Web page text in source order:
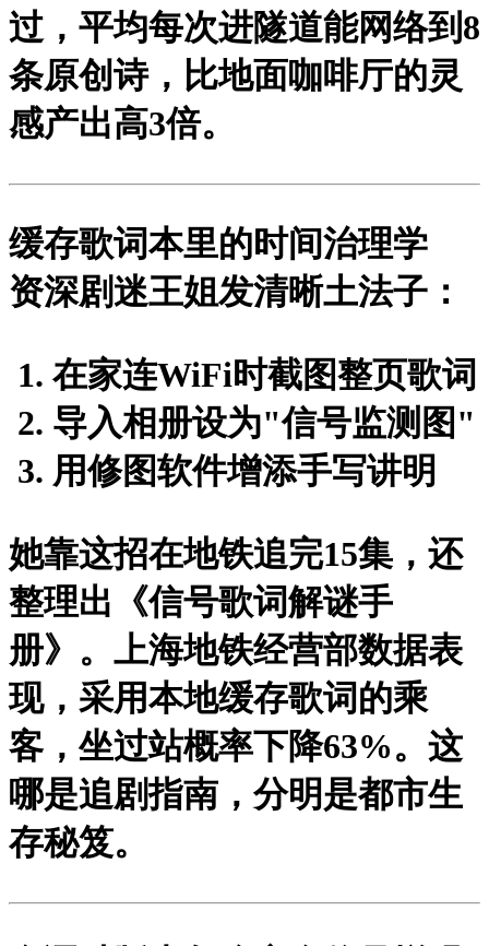
过，平均每次进隧道能网络到8
条原创诗，比地面咖啡厅的灵
感产出高3倍。
缓存歌词本里的时间治理学
资深剧迷王姐发清晰土法子：
在家连WiFi时截图整页歌词
导入相册设为"信号监测图"
用修图软件增添手写讲明
她靠这招在地铁追完15集，还
整理出《信号歌词解谜手
册》。上海地铁经营部数据表
现，采用本地缓存歌词的乘
客，坐过站概率下降63%。这
哪是追剧指南，分明是都市生
存秘笈。